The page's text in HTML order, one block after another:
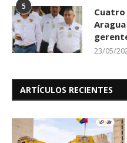
5
Cuatro
23/05/
ARTÍCULOS RECIENTES